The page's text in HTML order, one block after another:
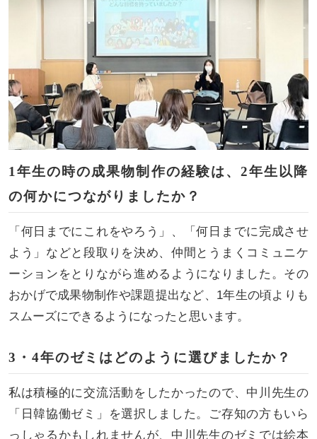
1年生の時の成果物制作の経験は、2年生以降
の何かにつながりましたか？
「何日までにこれをやろう」、「何日までに完成させ
よう」などと段取りを決め、仲間とうまくコミュニケ
ーションをとりながら進めるようになりました。その
おかげで成果物制作や課題提出など、1年生の頃よりも
スムーズにできるようになったと思います。
3・4年のゼミはどのように選びましたか？
私は積極的に交流活動をしたかったので、中川先生の
「日韓協働ゼミ」を選択しました。ご存知の方もいら
っしゃるかもしれませんが、中川先生のゼミでは絵本